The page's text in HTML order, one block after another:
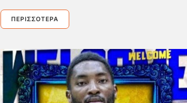
ΠΕΡΙΣΣΌΤΕΡΑ